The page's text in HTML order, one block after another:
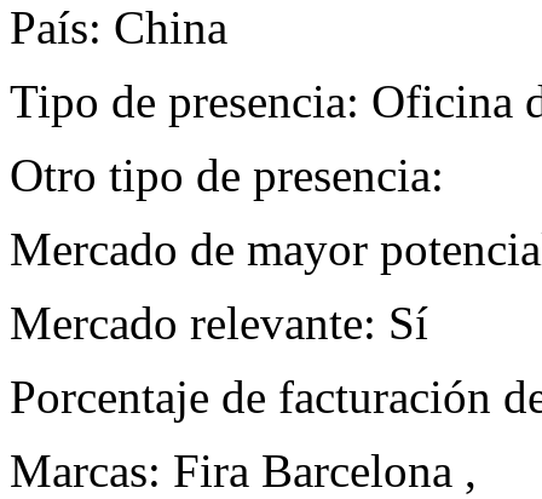
País: China
Tipo de presencia: Oficina
Otro tipo de presencia:
Mercado de mayor
Mercado relevante: Sí
Porcentaje de facturación
Marcas: Fira Barcelona ,